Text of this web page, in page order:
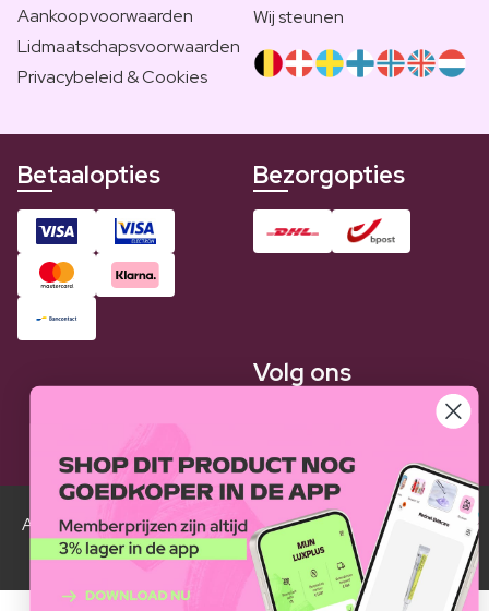
Aankoopvoorwaarden
Lidmaatschapsvoorwaarden
Privacybeleid & Cookies
Wij steunen
Betaalopties Bezorgopties
Volg ons
Alle Luxplus ledenprijzen zijn weergegeven in vergelijking
met de normale prijzen.